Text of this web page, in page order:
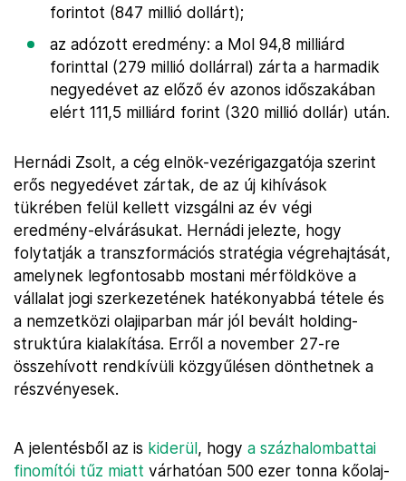
forintot (847 millió dollárt);
az adózott eredmény: a Mol 94,8 milliárd
forinttal (279 millió dollárral) zárta a harmadik
negyedévet az előző év azonos időszakában
elért 111,5 milliárd forint (320 millió dollár) után.
Hernádi Zsolt, a cég elnök-vezérigazgatója szerint
erős negyedévet zártak, de az új kihívások
tükrében felül kellett vizsgálni az év végi
eredmény-elvárásukat. Hernádi jelezte, hogy
folytatják a transzformációs stratégia végrehajtását,
amelynek legfontosabb mostani mérföldköve a
vállalat jogi szerkezetének hatékonyabbá tétele és
a nemzetközi olajiparban már jól bevált holding-
struktúra kialakítása. Erről a november 27-re
összehívott rendkívüli közgyűlésen dönthetnek a
részvényesek.
A jelentésből az is kiderül, hogy a százhalombattai
finomítói tűz miatt várhatóan 500 ezer tonna kőolaj-